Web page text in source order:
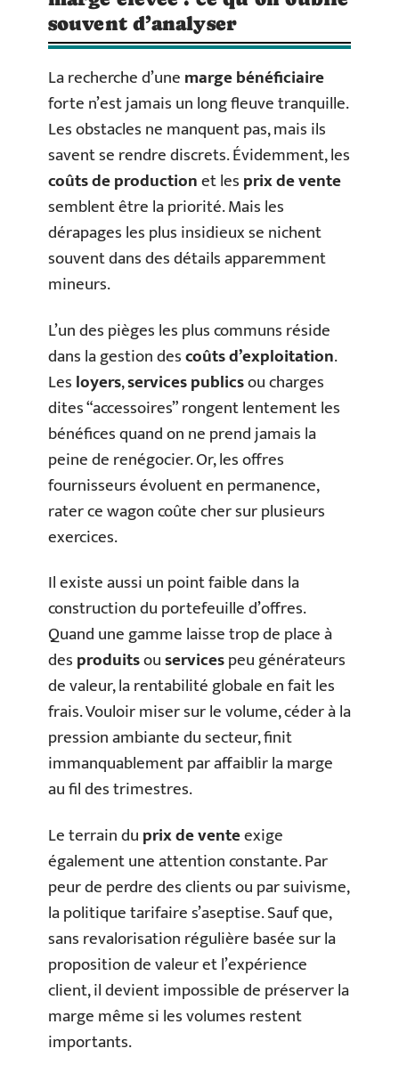
souvent d’analyser
La recherche d’unemarge bénéficiaire
forte n’est jamais un long fleuve tranquille.
Les obstacles ne manquent pas, mais ils
savent se rendre discrets. Évidemment, les
coûts de productionet lesprix de vente
semblent être la priorité. Mais les
dérapages les plus insidieux se nichent
souvent dans des détails apparemment
mineurs.
L’un des pièges les plus communs réside
dans la gestion descoûts d’exploitation.
Lesloyers,services publicsou charges
dites “accessoires” rongent lentement les
bénéfices quand on ne prend jamais la
peine de renégocier. Or, les offres
fournisseurs évoluent en permanence,
rater ce wagon coûte cher sur plusieurs
exercices.
Il existe aussi un point faible dans la
construction du portefeuille d’offres.
Quand une gamme laisse trop de place à
desproduitsouservicespeu générateurs
de valeur, la rentabilité globale en fait les
frais. Vouloir miser sur le volume, céder à la
pression ambiante du secteur, finit
immanquablement par affaiblir la marge
au fil des trimestres.
Le terrain duprix de venteexige
également une attention constante. Par
peur de perdre des clients ou par suivisme,
la politique tarifaire s’aseptise. Sauf que,
sans revalorisation régulière basée sur la
proposition de valeur et l’expérience
client, il devient impossible de préserver la
marge même si les volumes restent
importants.